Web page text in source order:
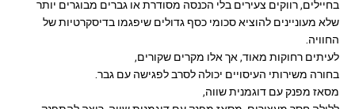
בחיילים, רווקים צעירים בלי הכנסה מסודרת או גברים מבוגרים יותר
שלא מעוניינים להוציא סכומי כסף גדולים שיפגמו בדיסקרטיות של
החוויה.
לעיתים רחוקות מאוד, אך אלו מקרים שקורים,
בחורה משירותי העיסויים יכולה לסרב לפגישה עם גבר.
מסאז מפנק עם דוגמנית שווה,